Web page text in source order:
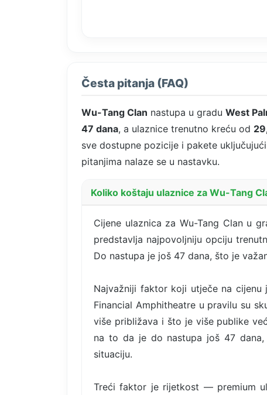
Česta pitanja (FAQ)
Wu-Tang Clan nastupa u gradu West
47 dana, a ulaznice trenutno kreću od
sve dostupne pozicije i pakete
pitanjima nalaze se u nastavku.
Koliko koštaju ulaznice za Wu-Tang
Cijene ulaznica za Wu-Tang Clan u
predstavlja najpovoljniju opciju
Do nastupa je još 47 dana, što je
Najvažniji faktor koji utječe na
Financial Amphitheatre u pravilu su
više približava i što je više publike
na to da je do nastupa još 47
situaciju.
Treći faktor je rijetkost — premium